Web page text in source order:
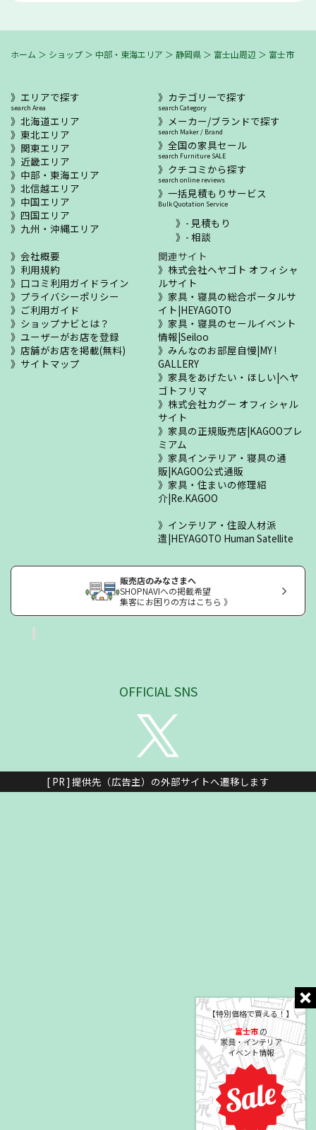
【特別価格で買える！】
富士市の
家具・インテリア
イベント情報
ホーム ＞ ショップ ＞ 中部・東海エリア ＞ 静岡県 ＞ 富士山周辺 ＞ 富士市
エリアで探す
search Area
北海道エリア
東北エリア
関東エリア
近畿エリア
中部・東海エリア
北信越エリア
中国エリア
四国エリア
九州・沖縄エリア
カテゴリーで探す
search Category
メーカー/ブランドで探す
search Maker / Brand
全国の家具セール
search Furniture SALE
クチコミから探す
search online reviews
一括見積もりサービス
Bulk Quotation Service
- 見積もり
- 相談
会社概要
利用規約
口コミ利用ガイドライン
プライバシーポリシー
ご利用ガイド
ショップナビとは？
ユーザーがお店を登録
店舗がお店を掲載(無料)
サイトマップ
関連サイト
株式会社ヘヤゴト オフィシャ
ルサイト
家具・寝具の総合ポータルサ
イト|HEYAGOTO
家具・寝具のセールイベント
情報|Seiloo
みんなのお部屋自慢|MY !
GALLERY
家具をあげたい・ほしい|ヘヤ
ゴトフリマ
株式会社カグー オフィシャル
サイト
家具の正規販売店|KAGOOプレ
ミアム
家具インテリア・寝具の通
販|KAGOO公式通販
家具・住まいの修理紹
介|Re.KAGOO
インテリア・住設人材派
遣|HEYAGOTO Human Satellite
販売店のみなさまへ
SHOPNAVIへの掲載希望
集客にお困りの方はこちら 》
OFFICIAL SNS
[ PR ] 提供先（広告主）の外部サイトへ遷移します